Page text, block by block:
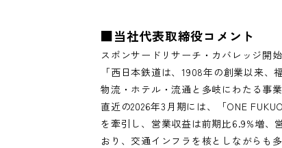
■当社代表取締役コメント
スポンサードリサーチ・カバレッジ開
「西日本鉄道は、1908年の創業以来
物流・ホテル・流通と多岐にわたる事
直近の2026年3月期には、「ONE
を牽引し、営業収益は前期比6.9%増、
おり、交通インフラを核としながらも